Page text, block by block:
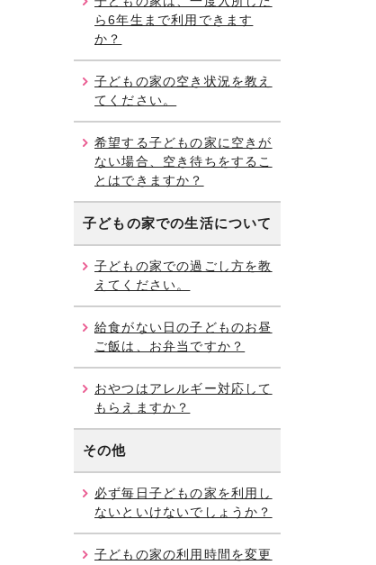
ら6年生まで利用できます
か？
子どもの家の空き状況を教え
てください。
希望する子どもの家に空きが
ない場合、空き待ちをするこ
とはできますか？
子どもの家での生活について
子どもの家での過ごし方を教
えてください。
給食がない日の子どものお昼
ご飯は、お弁当ですか？
おやつはアレルギー対応して
もらえますか？
その他
必ず毎日子どもの家を利用し
ないといけないでしょうか？
子どもの家の利用時間を変更